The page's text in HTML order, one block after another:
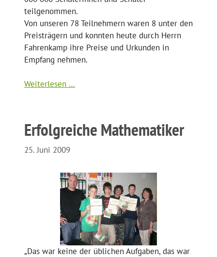
teilgenommen.
Von unseren 78 Teilnehmern waren 8 unter den
Preisträgern und konnten heute durch Herrn
Fahrenkamp ihre Preise und Urkunden in
Empfang nehmen.
Weiterlesen …
Erfolgreiche Mathematiker
25. Juni 2009
„Das war keine der üblichen Aufgaben, das war